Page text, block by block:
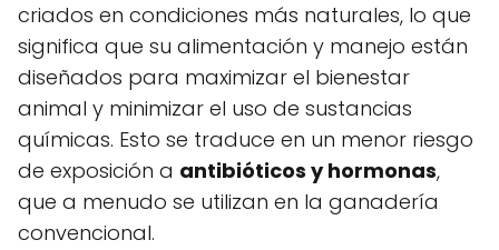
criados en condiciones más naturales, lo que
significa que su alimentación y manejo están
diseñados para maximizar el bienestar
animal y minimizar el uso de sustancias
químicas. Esto se traduce en un menor riesgo
de exposición a antibióticos y hormonas,
que a menudo se utilizan en la ganadería
convencional.